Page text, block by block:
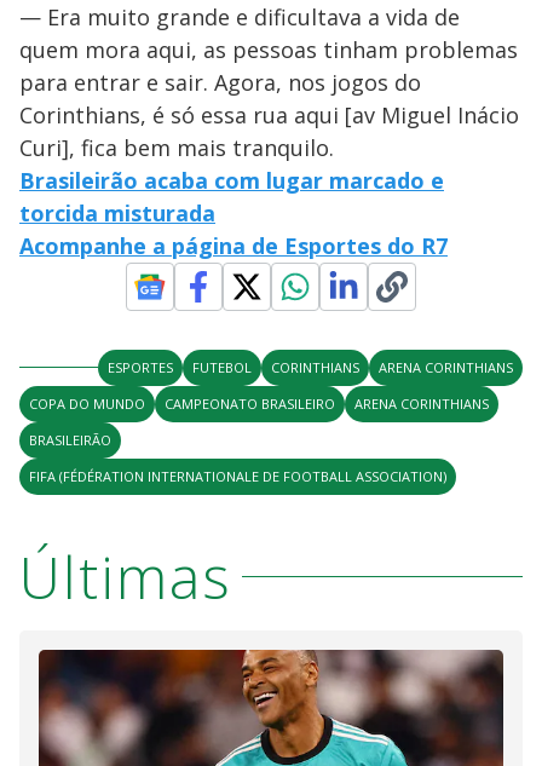
— Era muito grande e dificultava a vida de
quem mora aqui, as pessoas tinham problemas
para entrar e sair. Agora, nos jogos do
Corinthians, é só essa rua aqui [av Miguel Inácio
Curi], fica bem mais tranquilo.
Brasileirão acaba com lugar marcado e
torcida misturada
Acompanhe a página de Esportes do R7
ESPORTES FUTEBOL CORINTHIANS
ARENA CORINTHIANS
COPA DO MUNDO
CAMPEONATO BRASILEIRO
ARENA CORINTHIANS
BRASILEIRÃO
FIFA (FÉDÉRATION INTERNATIONALE DE FOOTBALL ASSOCIATION)
Últimas